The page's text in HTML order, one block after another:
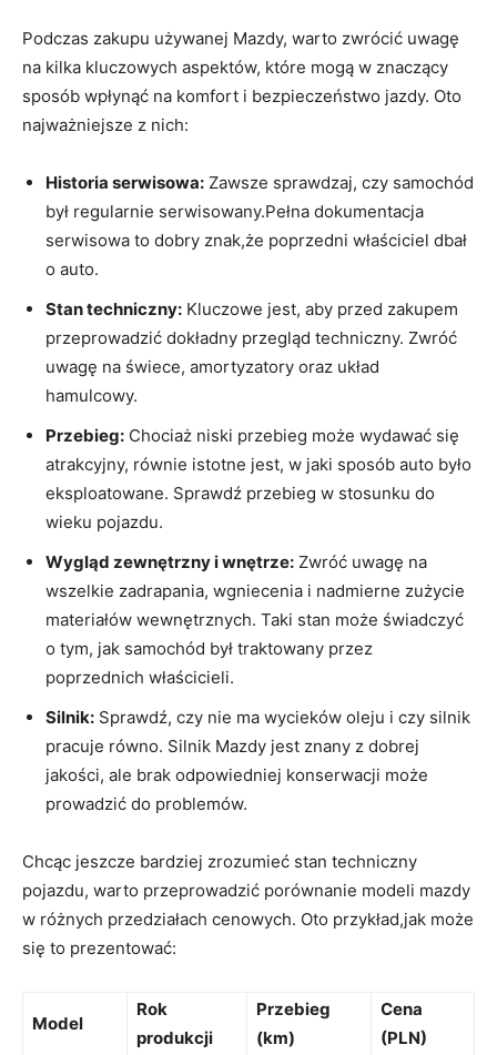
Podczas zakupu używanej Mazdy, warto zwrócić uwagę
na kilka kluczowych aspektów, które mogą w znaczący
sposób wpłynąć na komfort i bezpieczeństwo jazdy. Oto
najważniejsze z nich:
Historia serwisowa: Zawsze sprawdzaj, czy samochód
był regularnie serwisowany.Pełna dokumentacja
serwisowa to dobry znak,że poprzedni właściciel dbał
o auto.
Stan techniczny: Kluczowe jest, aby przed zakupem
przeprowadzić dokładny przegląd techniczny. Zwróć
uwagę na świece, amortyzatory oraz układ
hamulcowy.
Przebieg: Chociaż niski przebieg może wydawać się
atrakcyjny, równie istotne jest, w jaki sposób auto było
eksploatowane. Sprawdź przebieg w stosunku do
wieku pojazdu.
Wygląd zewnętrzny i wnętrze: Zwróć uwagę na
wszelkie zadrapania, wgniecenia i nadmierne zużycie
materiałów wewnętrznych. Taki stan może świadczyć
o tym, jak samochód był traktowany przez
poprzednich właścicieli.
Silnik: Sprawdź, czy nie ma wycieków oleju i czy silnik
pracuje równo. Silnik Mazdy jest znany z dobrej
jakości, ale brak odpowiedniej konserwacji może
prowadzić do problemów.
Chcąc jeszcze bardziej zrozumieć stan techniczny
pojazdu, warto przeprowadzić porównanie modeli mazdy
w różnych przedziałach cenowych. Oto przykład,jak może
się to prezentować:
Model
Rok
produkcji
Przebieg
(km)
Cena
(PLN)